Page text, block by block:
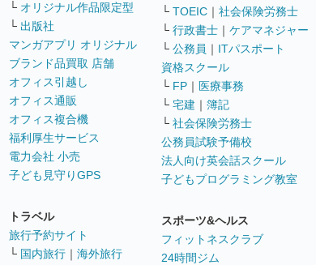
└ オリジナル作品限定型
└ 出版社
マンガアプリ オリジナル
ブランド品買取 店舗
オフィス引越し
オフィス通販
オフィス複合機
福利厚生サービス
電力会社 小売
子ども見守りGPS
トラベル
旅行予約サイト
└ 国内旅行 ｜ 海外旅行
└ TOEIC ｜ 社会保険労務士
└ 行政書士 ｜ ケアマネジャー
└ 公務員 ｜ ITパスポート
資格スクール
└ FP ｜ 医療事務
└ 宅建 ｜ 簿記
└ 社会保険労務士
公務員試験予備校
法人向け英会話スクール
子どもプログラミング教室
スポーツ&ヘルス
フィットネスクラブ
24時間ジム